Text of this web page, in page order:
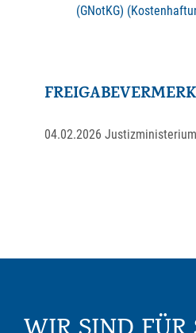
(GNotKG)
FREIGABEVERMERK
04.02.2026